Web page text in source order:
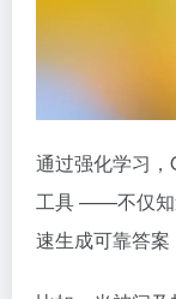
通过强化学习
工具 ——不仅知
速生成可靠答案